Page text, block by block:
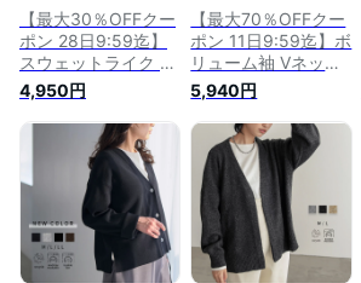
【最大30％OFFクー
ポン 28日9:59迄】
スウェットライク ニ
ット カーディガン
レディース トップス
Vネック 羽織 ショー
ト丈 長袖 リブ袖 着
回し リサイクルポリ
エステル エコ ベー
シック きれいめ カ
ジュアル 春 秋 冬 M
L サイズ 洗濯可
4,950円
【最大70％OFFクー
ポン 11日9:59迄】ボ
リューム袖 Vネック
ニット カーディガン
レディース トップス
長袖 袖口リブ 軽量
軽い きれいめ 着回
し カジュアル リサ
イクルポリエステル
サスティナブル エコ
春 秋 冬 M Lサイズ
洗濯可 for/c フォー
5,940円